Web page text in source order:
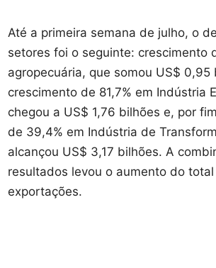
Até a primeira semana de julho, o
setores foi o seguinte: crescimento
agropecuária, que somou US$ 0,95
crescimento de 81,7% em Indústria
chegou a US$ 1,76 bilhões e, por
de 39,4% em Indústria de
alcançou US$ 3,17 bilhões. A
resultados levou o aumento do
exportações.